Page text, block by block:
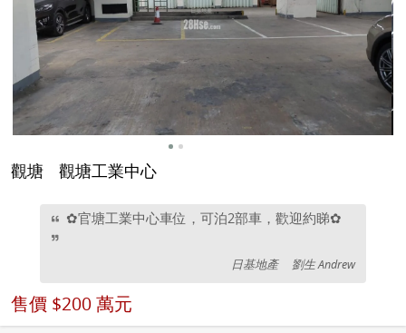
觀塘 觀塘工業中心
✿官塘工業中心車位，可泊2部車，歡迎約睇✿
日基地產 劉生 Andrew
售價 $200 萬元